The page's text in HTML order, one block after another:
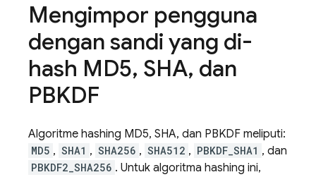
Mengimpor pengguna
dengan sandi yang di-
hash MD5, SHA, dan
PBKDF
Algoritme hashing MD5, SHA, dan PBKDF meliputi:
MD5 , SHA1 , SHA256 , SHA512 , PBKDF_SHA1 , dan
PBKDF2_SHA256 . Untuk algoritma hashing ini,